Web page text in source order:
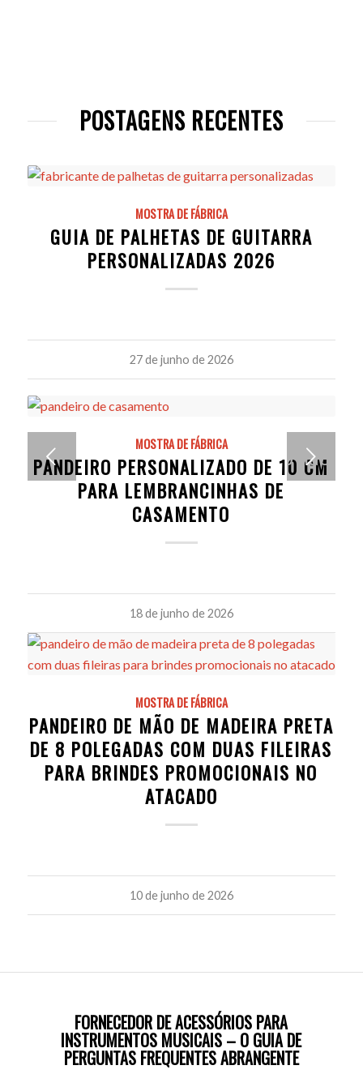
POSTAGENS RECENTES
MOSTRA DE FÁBRICA
GUIA DE PALHETAS DE GUITARRA
PERSONALIZADAS 2026
27 de junho de 2026
MOSTRA DE FÁBRICA
PANDEIRO PERSONALIZADO DE 10 CM
PARA LEMBRANCINHAS DE
CASAMENTO
18 de junho de 2026
MOSTRA DE FÁBRICA
PANDEIRO DE MÃO DE MADEIRA PRETA
DE 8 POLEGADAS COM DUAS FILEIRAS
PARA BRINDES PROMOCIONAIS NO
ATACADO
10 de junho de 2026
O posicionamento personalizado não
prática
para
ser
FORNECEDOR DE ACESSÓRIOS PARA
INSTRUMENTOS MUSICAIS – O GUIA DE
PERGUNTAS FREQUENTES ABRANGENTE